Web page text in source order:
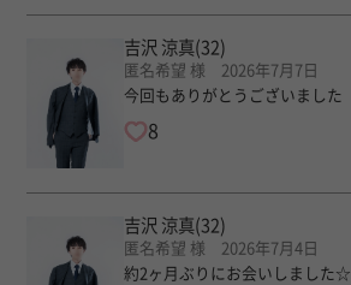
吉沢 涼真(32)
匿名希望 様 2026年7月7日
今回もありがとうございました
8
吉沢 涼真(32)
匿名希望 様 2026年7月4日
約2ヶ月ぶりにお会いしました☆